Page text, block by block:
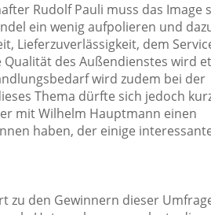
Rudolf Pauli muss das Image
ein wenig aufpolieren und
Lieferzuverlässigkeit, dem
des Außendienstes wird
wird zudem bei der
Thema dürfte sich jedoch
mit Wilhelm Hauptmann einen
haben, der einige
zu den Gewinnern dieser